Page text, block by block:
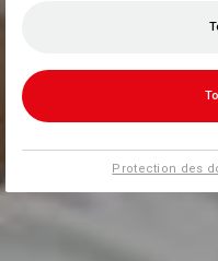
Protection des